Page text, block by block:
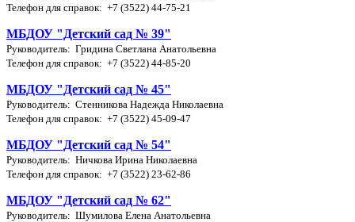
Телефон для справок: +7 (3522) 44-75-21
МБДОУ "Детский сад № 39"
Руководитель: Гридина Светлана Анатольевна
Телефон для справок: +7 (3522) 44-85-20
МБДОУ "Детский сад № 45"
Руководитель: Стенникова Надежда Николаевна
Телефон для справок: +7 (3522) 45-09-47
МБДОУ "Детский сад № 54"
Руководитель: Ничкова Ирина Николаевна
Телефон для справок: +7 (3522) 23-62-86
МБДОУ "Детский сад № 62"
Руководитель: Шумилова Елена Анатольевна